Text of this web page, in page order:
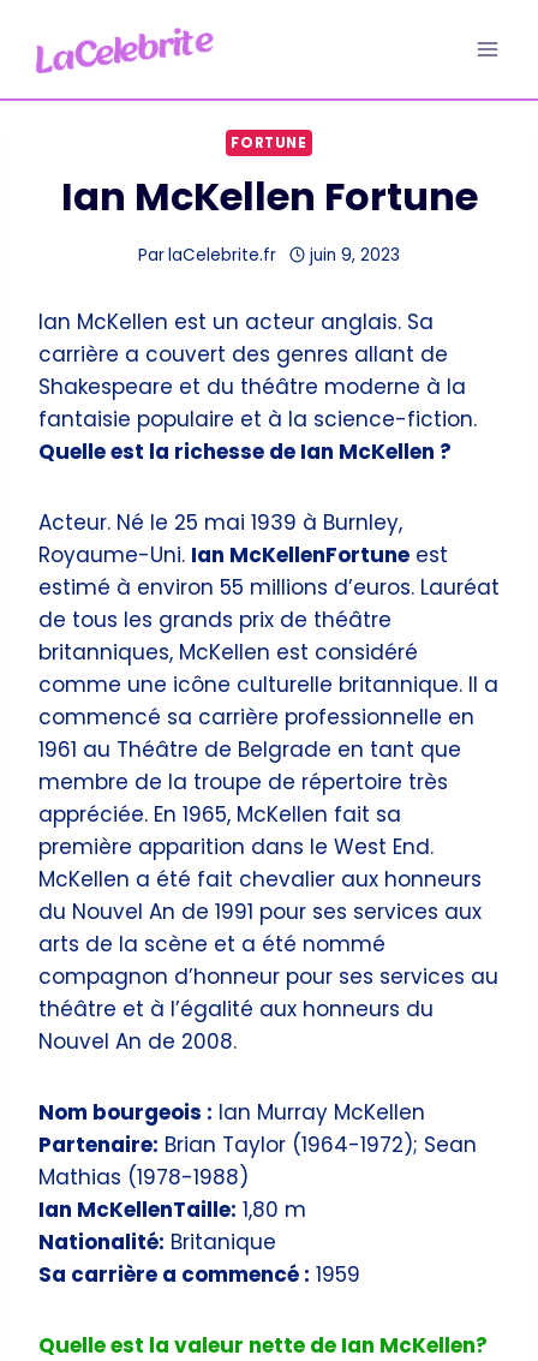
contenu
FORTUNE
Ian McKellen Fortune
ParlaCelebrite.fr juin 9, 2023
Ian McKellen est un acteur anglais. Sa
carrière a couvert des genres allant de
Shakespeare et du théâtre moderne à la
fantaisie populaire et à la science-fiction.
Quelle est la richesse de Ian McKellen ?
Acteur. Né le 25 mai 1939 à Burnley,
Royaume-Uni. Ian McKellenFortune est
estimé à environ 55 millions d’euros. Lauréat
de tous les grands prix de théâtre
britanniques, McKellen est considéré
comme une icône culturelle britannique. Il a
commencé sa carrière professionnelle en
1961 au Théâtre de Belgrade en tant que
membre de la troupe de répertoire très
appréciée. En 1965, McKellen fait sa
première apparition dans le West End.
McKellen a été fait chevalier aux honneurs
du Nouvel An de 1991 pour ses services aux
arts de la scène et a été nommé
compagnon d’honneur pour ses services au
théâtre et à l’égalité aux honneurs du
Nouvel An de 2008.
Nom bourgeois : Ian Murray McKellen
Partenaire: Brian Taylor (1964-1972); Sean
Mathias (1978-1988)
Ian McKellenTaille: 1,80 m
Nationalité: Britanique
Sa carrière a commencé : 1959
Quelle est la valeur nette de Ian McKellen?